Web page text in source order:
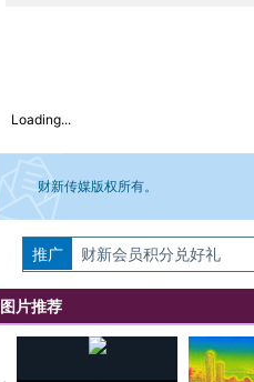
Loading...
财新传媒版权所有。
如需刊登转载请点击右侧按钮，提
推广 财新会员积分兑好礼
图片推荐